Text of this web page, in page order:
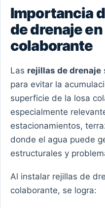
Importancia
de drenaje
colaborante
Las rejillas de drenaje
para evitar la
superficie de la losa
especialmente
estacionamientos,
donde el agua puede
estructurales y
Al instalar rejillas de
colaborante, se logra: